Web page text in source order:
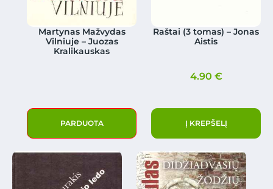
Martynas Mažvydas
Vilniuje – Juozas
Kralikauskas
PARDUOTA
Raštai (3 tomas) – Jonas
Aistis
4.90 €
Į KREPŠELĮ